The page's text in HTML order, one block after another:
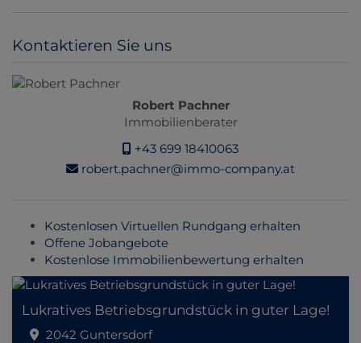
Kontaktieren Sie uns
Robert Pachner
Immobilienberater
+43 699 18410063
robert.pachner@immo-company.at
Kostenlosen Virtuellen Rundgang erhalten
Offene Jobangebote
Kostenlose Immobilienbewertung erhalten
Lukratives Betriebsgrundstück in guter Lage!
2042 Guntersdorf